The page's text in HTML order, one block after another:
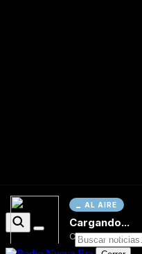
AL AIRE
Cargando...
Conectando...